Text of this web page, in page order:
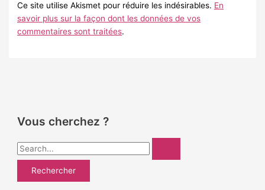
Ce site utilise Akismet pour réduire les indésirables. En
savoir plus sur la façon dont les données de vos
commentaires sont traitées.
Vous cherchez ?
R
e